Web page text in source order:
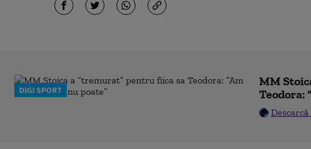
DIGI SPORT
MM
Teodora: